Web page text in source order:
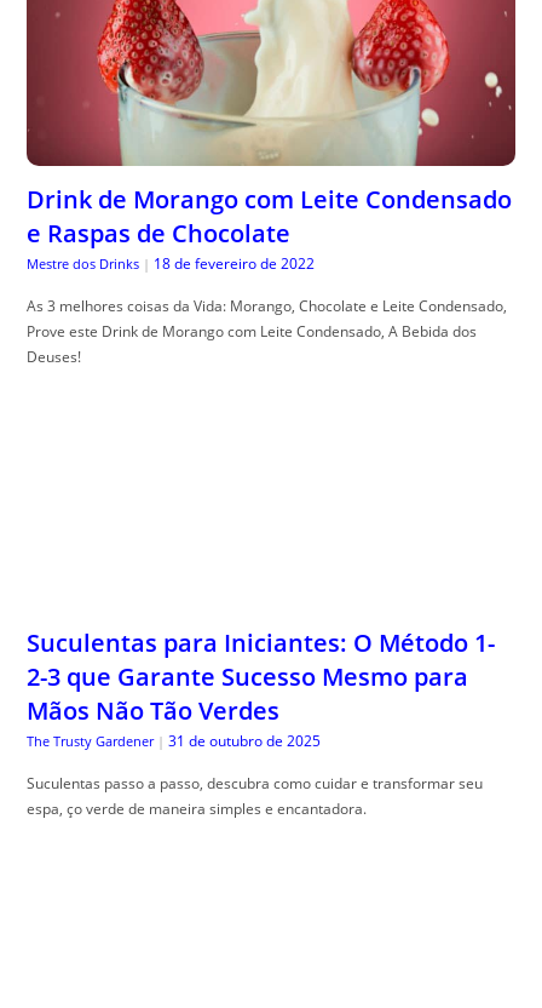
Drink de Morango com Leite Condensado
e Raspas de Chocolate
Mestre dos Drinks | 18 de fevereiro de 2022
As 3 melhores coisas da Vida: Morango, Chocolate e Leite Condensado,
Prove este Drink de Morango com Leite Condensado, A Bebida dos
Deuses!
Suculentas para Iniciantes: O Método 1-
2-3 que Garante Sucesso Mesmo para
Mãos Não Tão Verdes
The Trusty Gardener | 31 de outubro de 2025
Suculentas passo a passo, descubra como cuidar e transformar seu
espa, ço verde de maneira simples e encantadora.